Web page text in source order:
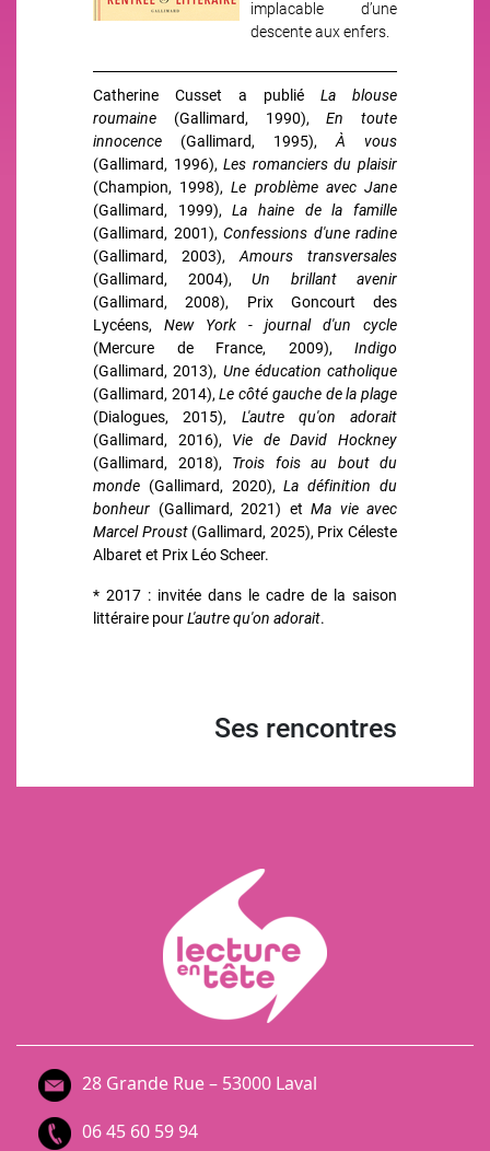
implacable d’une
descente aux enfers.
Catherine Cusset a publié La blouse
roumaine (Gallimard, 1990),En toute
innocence (Gallimard, 1995),À vous
(Gallimard, 1996),Les romanciers du plaisir
(Champion, 1998),Le problème avec Jane
(Gallimard, 1999),La haine de la famille
(Gallimard, 2001), Confessions d'une radine
(Gallimard, 2003),Amours transversales
(Gallimard, 2004), Un brillant avenir
(Gallimard, 2008), Prix Goncourt des
Lycéens, New York - journal d'un cycle
(Mercure de France, 2009),Indigo
(Gallimard, 2013), Une éducation catholique
(Gallimard, 2014),Le côté gauche de la plage
(Dialogues, 2015), L'autre qu'on adorait
(Gallimard, 2016), Vie de David Hockney
(Gallimard, 2018), Trois fois au bout du
monde (Gallimard, 2020),La définition du
bonheur (Gallimard, 2021) et Ma vie avec
Marcel Proust(Gallimard, 2025), Prix Céleste
Albaret et Prix Léo Scheer.
* 2017 : invitée dans le cadre de la saison
littéraire pourL'autre qu'on adorait.
Ses rencontres
28 Grande Rue – 53000 Laval
06 45 60 59 94